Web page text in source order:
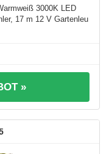
3000K LED
17 m 12 V Gartenleu
»